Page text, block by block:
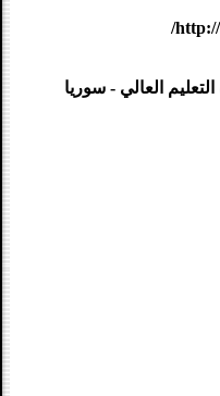
http://
العالي - سوريا